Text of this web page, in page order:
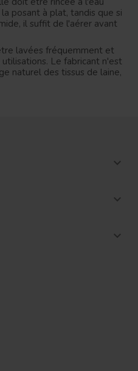
posant à plat, tandis que si
il suffit de l'aérer avant
lavées fréquemment et
Le fabricant n'est
naturel des tissus de laine,


